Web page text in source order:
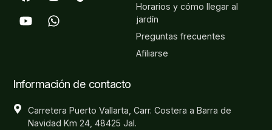
Horarios y cómo llegar al
jardín
Preguntas frecuentes
Afiliarse
Información de contacto
Carretera Puerto Vallarta, Carr. Costera a Barra de
Navidad Km 24, 48425 Jal.